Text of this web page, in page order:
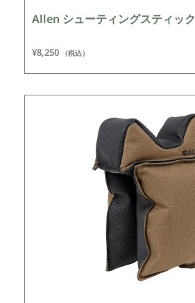
Allen シューティングスティック
¥8,250 （税込）